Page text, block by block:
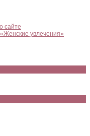
сайте
увлечения»